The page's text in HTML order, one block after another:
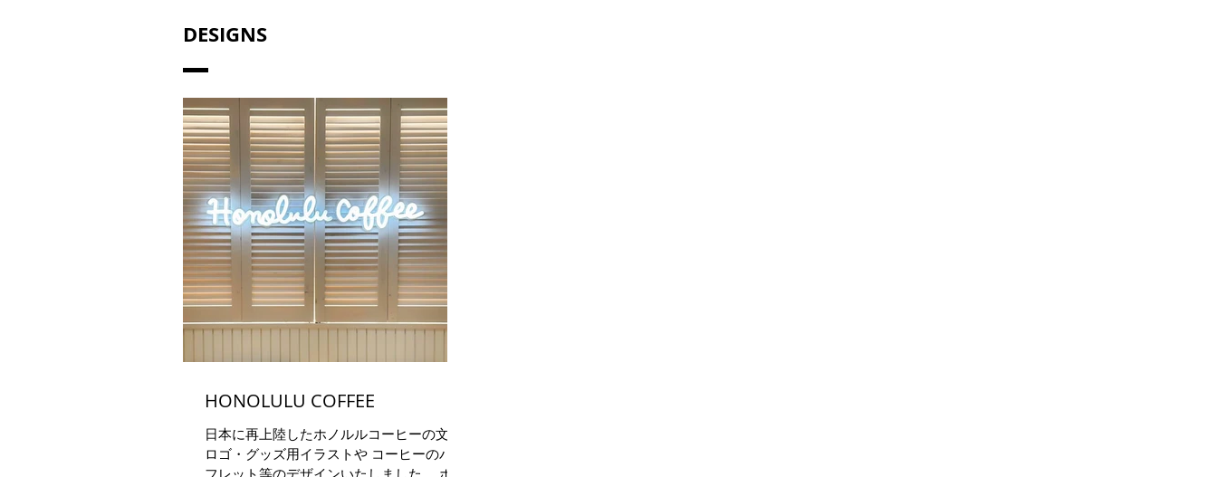
DESIGNS
HONOLULU COFFEE
日本に再上陸したホノルルコーヒーの文字
ロゴ・グッズ用イラストや コーヒーのパン
フレット等のデザインいたしました。 ホノ